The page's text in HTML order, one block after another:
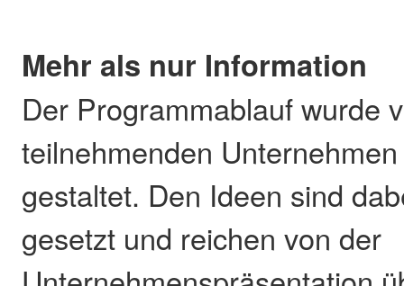
Mehr als nur Information
Der Programmablauf wurde
teilnehmenden
gestaltet. Den Ideen sind
gesetzt und reichen von der